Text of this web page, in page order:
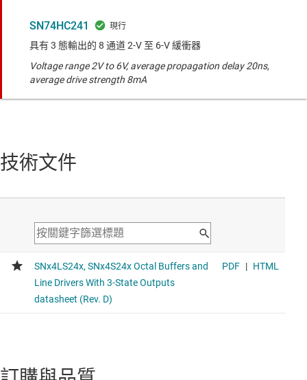
SN74HC241
具有 3 態輸出的 8 通道 2-V 至 6-V 緩衝器
Voltage range 2V to 6V, average propagation delay 20ns,
average drive strength 8mA
技術文件